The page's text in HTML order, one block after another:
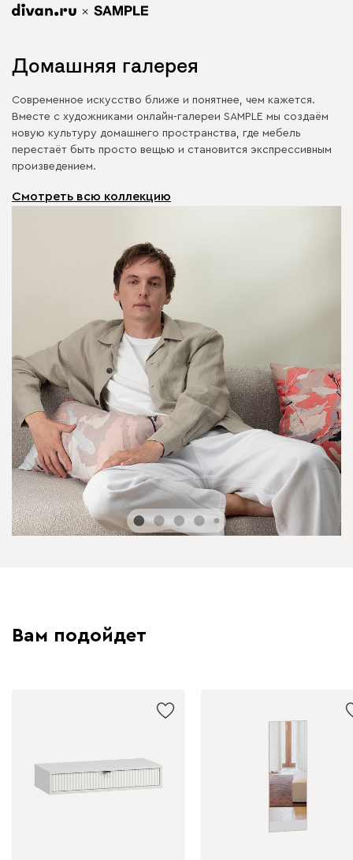
Домашняя галерея
Современное искусство ближе и понятнее, чем кажется.
Вместе с художниками онлайн-галереи SAMPLE мы создаём
новую культуру домашнего пространства, где мебель
перестаёт быть просто вещью и становится экспрессивным
произведением.
Смотреть всю коллекцию
Вам подойдет